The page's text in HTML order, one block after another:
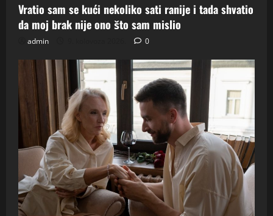
Vratio sam se kući nekoliko sati ranije i tada shvatio
da moj brak nije ono što sam mislio
admin 0